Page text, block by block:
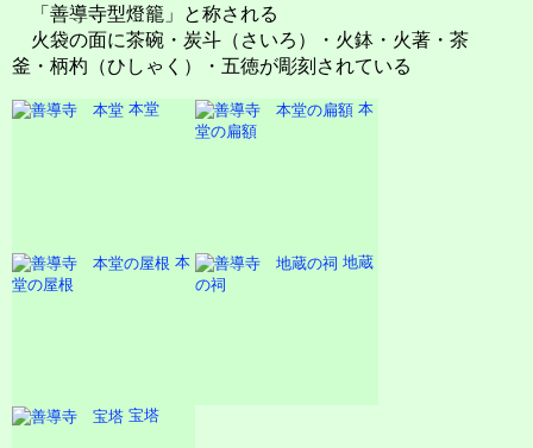
「善導寺型燈籠」と称される
火袋の面に茶碗・炭斗（さいろ）・火鉢・火著・茶
釜・柄杓（ひしゃく）・五徳が彫刻されている
本堂
本
堂の扁額
本
堂の屋根
地蔵
の祠
宝塔